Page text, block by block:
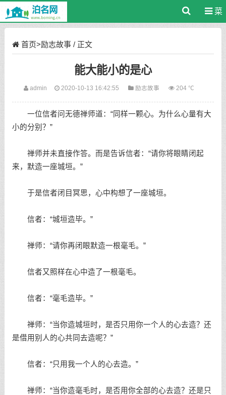
菜
首页>励志故事/ 正文
能大能小的是心
admin 2020-10-13 16:42:55 励志故事 204 ℃
一位信者问无德禅师道：“同样一颗心。为什么心量有大
小的分别？”
禅师并未直接作答。而是告诉信者：“请你将眼睛闭起
来，默造一座城垣。”
于是信者闭目冥思，心中构想了一座城垣。
信者：“城垣造毕。”
禅师：“请你再闭眼默造一根毫毛。”
信者又照样在心中造了一根毫毛。
信者：“毫毛造毕。”
禅师：“当你造城垣时，是否只用你一个人的心去造？还
是借用别人的心共同去造呢？”
信者：“只用我一个人的心去造。”
禅师：“当你造毫毛时，是否用你全部的心去造？还是只